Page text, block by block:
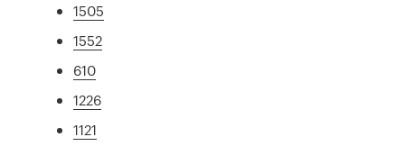
1505
1552
610
1226
1121